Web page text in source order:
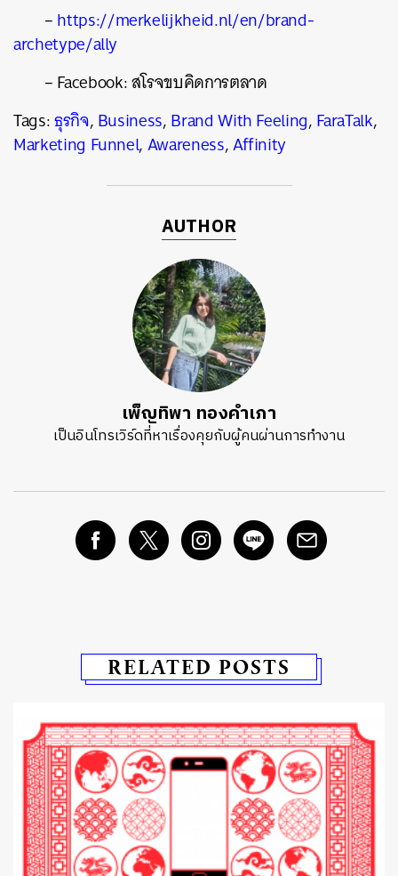
–https://merkelijkheid.nl/en/brand-
archetype/ally
– Facebook: สโรจขบคิดการตลาด
Tags:ธุรกิจ,Business,Brand With Feeling,FaraTalk,
Marketing Funnel,Awareness,Affinity
AUTHOR
เพ็ญทิพา ทองคำเภา
เป็นอินโทรเวิร์ดที่หาเรื่องคุยกับผู้คนผ่านการทำงาน
RELATED POSTS